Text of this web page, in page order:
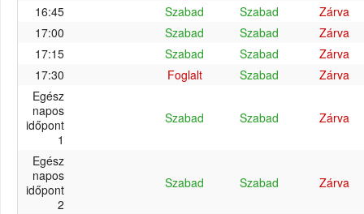
16:45
Szabad Szabad
Zárva
17:00
Szabad Szabad
Zárva
17:15
Szabad Szabad
Zárva
17:30
Foglalt Szabad
Zárva
Egész
napos
időpont
1
Szabad Szabad Zárva
Egész
napos
időpont
2
Szabad Szabad Zárva